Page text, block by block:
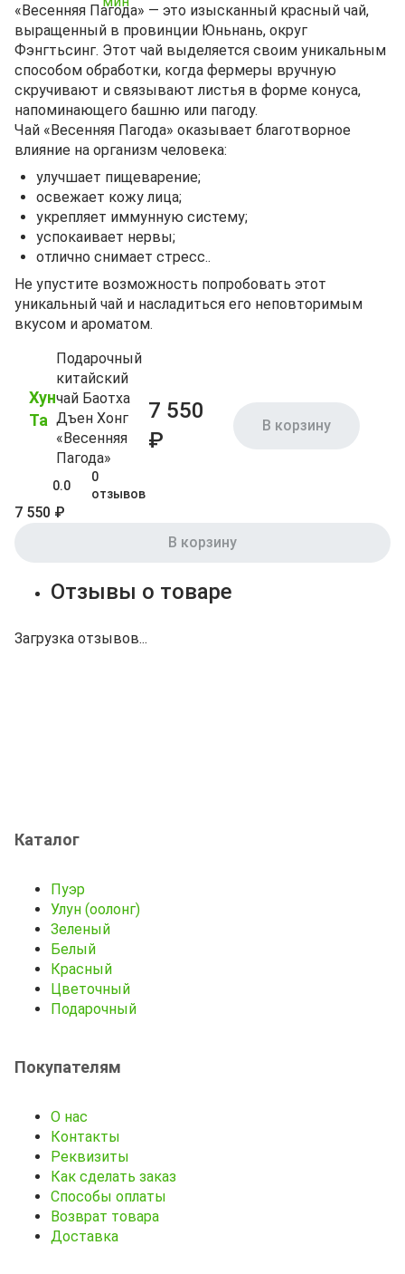
«Весенняя Пагода» — это изысканный красный чай,
выращенный в провинции Юньнань, округ
Фэнгтьсинг. Этот чай выделяется своим уникальным
способом обработки, когда фермеры вручную
скручивают и связывают листья в форме конуса,
напоминающего башню или пагоду.
Чай «Весенняя Пагода» оказывает благотворное
влияние на организм человека:
улучшает пищеварение;
освежает кожу лица;
укрепляет иммунную систему;
успокаивает нервы;
отлично снимает стресс..
Не упустите возможность попробовать этот
уникальный чай и насладиться его неповторимым
вкусом и ароматом.
Хун
Та
Подарочный
китайский
чай Баотха
Дъен Хонг
«Весенняя
Пагода»
0.0
0
отзывов
7 550
₽
В корзину
7 550 ₽
В корзину
Отзывы о товаре
Загрузка отзывов...
Каталог
Пуэр
Улун (оолонг)
Зеленый
Белый
Красный
Цветочный
Подарочный
Покупателям
О нас
Контакты
Реквизиты
Как сделать заказ
Способы оплаты
Возврат товара
Доставка